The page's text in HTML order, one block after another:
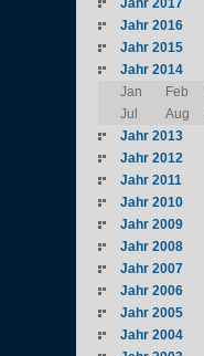
Jahr 2017
Jahr 2016
Jahr 2015
Jahr 2014
Jan
Feb
Jul
Aug
Jahr 2013
Jahr 2012
Jahr 2011
Jahr 2010
Jahr 2009
Jahr 2008
Jahr 2007
Jahr 2006
Jahr 2005
Jahr 2004